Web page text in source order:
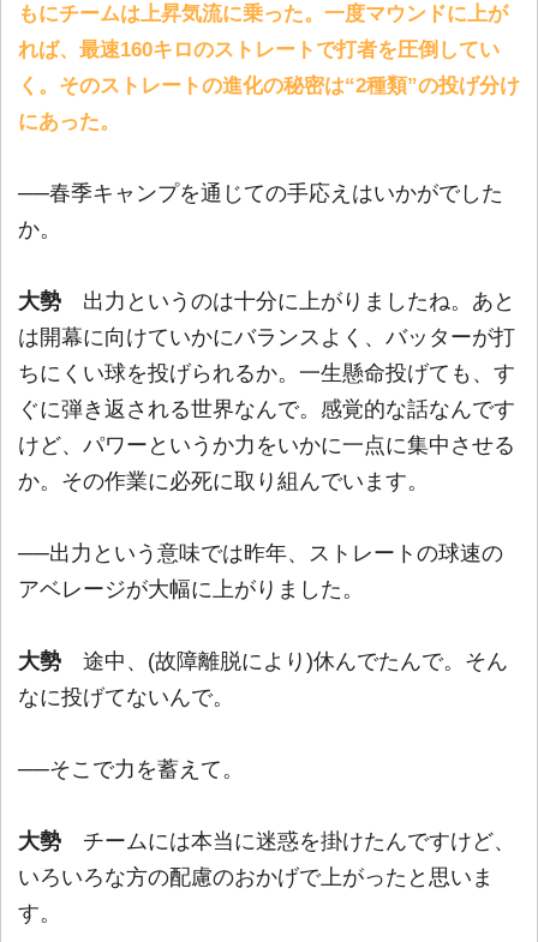
もにチームは上昇気流に乗った。一度マウンドに上が
れば、最速160キロのストレートで打者を圧倒してい
く。そのストレートの進化の秘密は“2種類”の投げ分け
にあった。
──春季キャンプを通じての手応えはいかがでした
か。
大勢 出力というのは十分に上がりましたね。あと
は開幕に向けていかにバランスよく、バッターが打
ちにくい球を投げられるか。一生懸命投げても、す
ぐに弾き返される世界なんで。感覚的な話なんです
けど、パワーというか力をいかに一点に集中させる
か。その作業に必死に取り組んでいます。
──出力という意味では昨年、ストレートの球速の
アベレージが大幅に上がりました。
大勢 途中、(故障離脱により)休んでたんで。そん
なに投げてないんで。
──そこで力を蓄えて。
大勢 チームには本当に迷惑を掛けたんですけど、
いろいろな方の配慮のおかげで上がったと思いま
す。